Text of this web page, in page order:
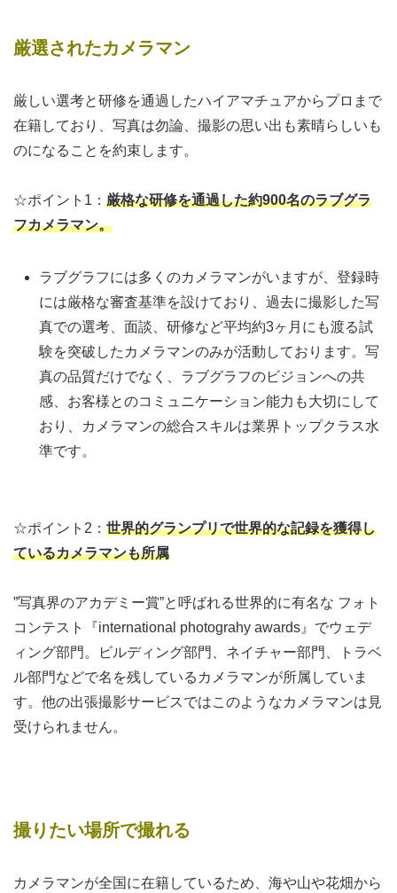
厳選されたカメラマン
厳しい選考と研修を通過したハイアマチュアからプロまで
在籍しており、写真は勿論、撮影の思い出も素晴らしいも
のになることを約束します。
☆ポイント1： 厳格な研修を通過した約900名のラブグラ
フカメラマン。
ラブグラフには多くのカメラマンがいますが、登録時
には厳格な審査基準を設けており、過去に撮影した写
真での選考、面談、研修など平均約3ヶ月にも渡る試
験を突破したカメラマンのみが活動しております。写
真の品質だけでなく、ラブグラフのビジョンへの共
感、お客様とのコミュニケーション能力も大切にして
おり、カメラマンの総合スキルは業界トップクラス水
準です。
☆ポイント2： 世界的グランプリで世界的な記録を獲得し
ているカメラマンも所属
”写真界のアカデミー賞”と呼ばれる世界的に有名な フォト
コンテスト『international photograhy awards』でウェデ
ィング部門。ビルディング部門、ネイチャー部門、トラベ
ル部門などで名を残しているカメラマンが所属していま
す。他の出張撮影サービスではこのようなカメラマンは見
受けられません。
撮りたい場所で撮れる
カメラマンが全国に在籍しているため、海や山や花畑から